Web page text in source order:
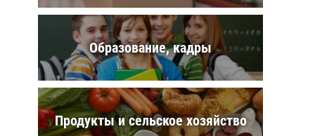
Образование, кадры
Продукты и сельское хозяйство